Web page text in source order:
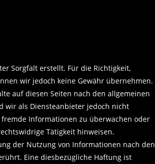
Sorgfalt erstellt. Für die Richtigkeit,
wir jedoch keine Gewähr übernehmen.
auf diesen Seiten nach den allgemeinen
wir als Diensteanbieter jedoch nicht
Informationen zu überwachen oder
Tätigkeit hinweisen.
der Nutzung von Informationen nach den
Eine diesbezügliche Haftung ist